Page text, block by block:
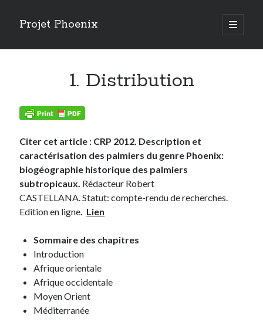
Projet Phoenix
open
primary
Sidebar
RISQUE DE CHUTES DE PALMIERS
Risques phytosanitaires et logiques d’acteurs
RENDEZ VOUS AUX JARDINS 2024
LUTTE PAR INJECTION (ARECAP 2023)
STERILE INSECT TECHNIQUE (SALVADEGLET 2023)
BIOCONTROLE (SAUVONS NOS PALMIERS 2023)
CHAMPIGNONS ENTOMOPATHOGENES
ETAT DE LA LUTTE 2022
1. Distribution
Citer cet article : CRP 2012. Description et
caractérisation des palmiers du genre Phoenix:
biogéographie historique des palmiers
subtropicaux. Rédacteur Robert
CASTELLANA. Statut: compte-rendu de recherches.
Edition en ligne. Lien
Sommaire des chapitres
Introduction
Afrique orientale
Afrique occidentale
Moyen Orient
Méditerranée